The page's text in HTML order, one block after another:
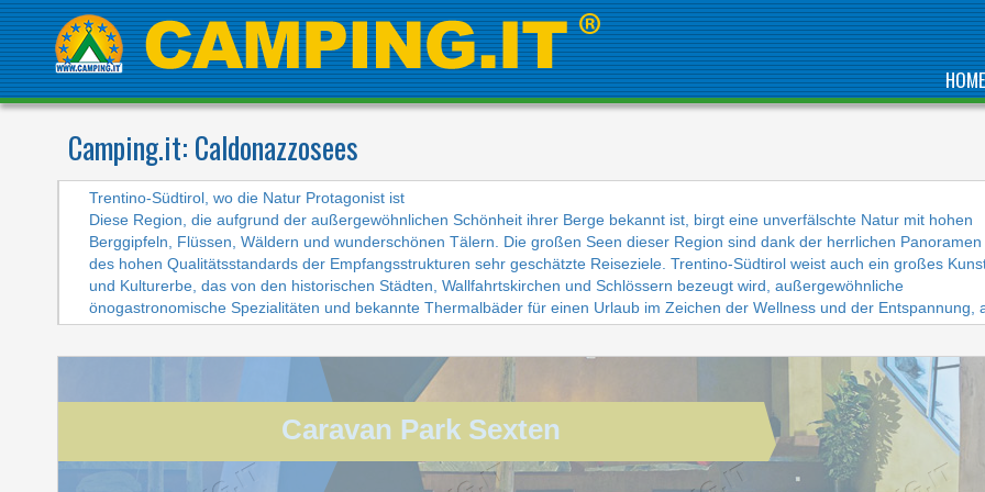
HOME
Camping.it: Caldonazzosees
Trentino-Südtirol, wo die Natur Protagonist ist
Diese Region, die aufgrund der außergewöhnlichen Schönheit ihrer Berge bekannt ist, birgt eine unverfälschte Natur mit hohen
Berggipfeln, Flüssen, Wäldern und wunderschönen Tälern. Die großen Seen dieser Region sind dank der herrlichen Panoramen
des hohen Qualitätsstandards der Empfangsstrukturen sehr geschätzte Reiseziele. Trentino-Südtirol weist auch ein großes
und Kulturerbe, das von den historischen Städten, Wallfahrtskirchen und Schlössern bezeugt wird, außergewöhnliche
önogastronomische Spezialitäten und bekannte Thermalbäder für einen Urlaub im Zeichen der Wellness und der Entspannung,
Caravan Park Sexten
BESTEN IN DEN
ABRUZZEN, DER
GRÜNEN REGION
ITALIENS